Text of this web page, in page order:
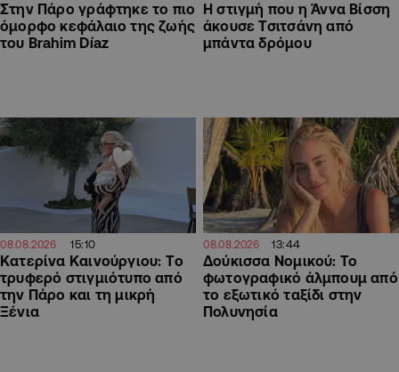
Στην Πάρο γράφτηκε το πιο
όμορφο κεφάλαιο της ζωής
του Brahim Díaz
H στιγμή που η Άννα Βίσση
άκουσε Τσιτσάνη από
μπάντα δρόμου
08.08.2026 15:10
Κατερίνα Καινούργιου: Tο
τρυφερό στιγμιότυπο από
την Πάρο και τη μικρή
Ξένια
08.08.2026 13:44
Δούκισσα Νομικού: Το
φωτογραφικό άλμπουμ από
το εξωτικό ταξίδι στην
Πολυνησία